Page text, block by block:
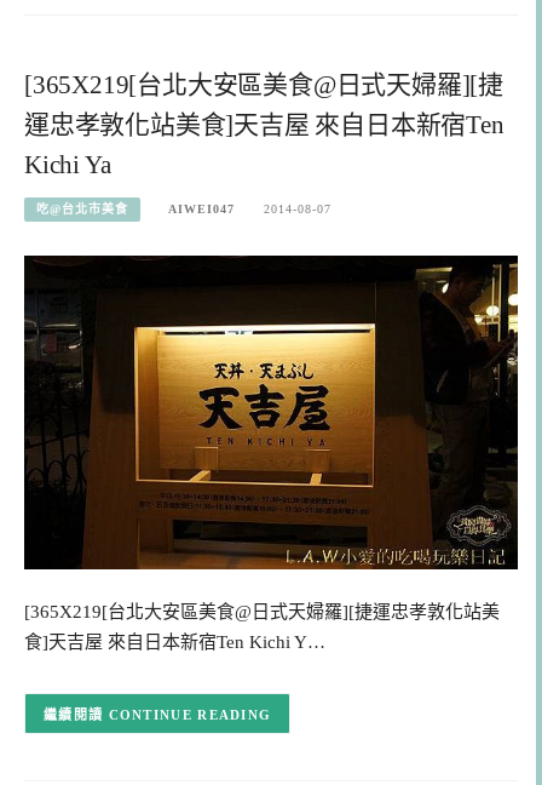
[365X219[台北大安區美食@日式天婦羅][捷
運忠孝敦化站美食]天吉屋 來自日本新宿Ten
Kichi Ya
吃@台北市美食 AIWEI047 2014-08-07
[365X219[台北大安區美食@日式天婦羅][捷運忠孝敦化站美
食]天吉屋 來自日本新宿Ten Kichi Y…
CONTINUE READING